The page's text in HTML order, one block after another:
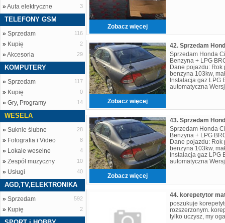
»Auta elektryczne 3
TELEFONY GSM
» Sprzedam 116
» Kupię 2
»Akcesoria 29
KOMPUTERY
» Sprzedam 117
» Kupię 0
» Gry, Programy 14
WESELA
» Suknie ślubne 28
» Fotografia i Video 8
» Lokale weselne 4
» Zespół muzyczny 10
» Usługi 40
AGD,TV,ELEKTRONIKA
» Sprzedam 592
» Kupię 2
Zobacz więcej
Zobacz więcej
Sprzedam Honda
Benzyna + LPG
Dane pojazdu: Rok
benzyna 103kw,
Instalacja gaz LPG
automatyczna
Zobacz więcej
Sprzedam Honda
Benzyna + LPG
Dane pojazdu: Rok
benzyna 103kw,
Instalacja gaz LPG
automatyczna
44. korepetytor
poszukuje
rozszerzonym.
tylko uczysz, my